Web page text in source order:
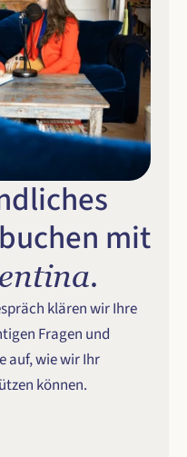
klären wir Ihre
Fragen und
auf, wie wir Ihr
können.